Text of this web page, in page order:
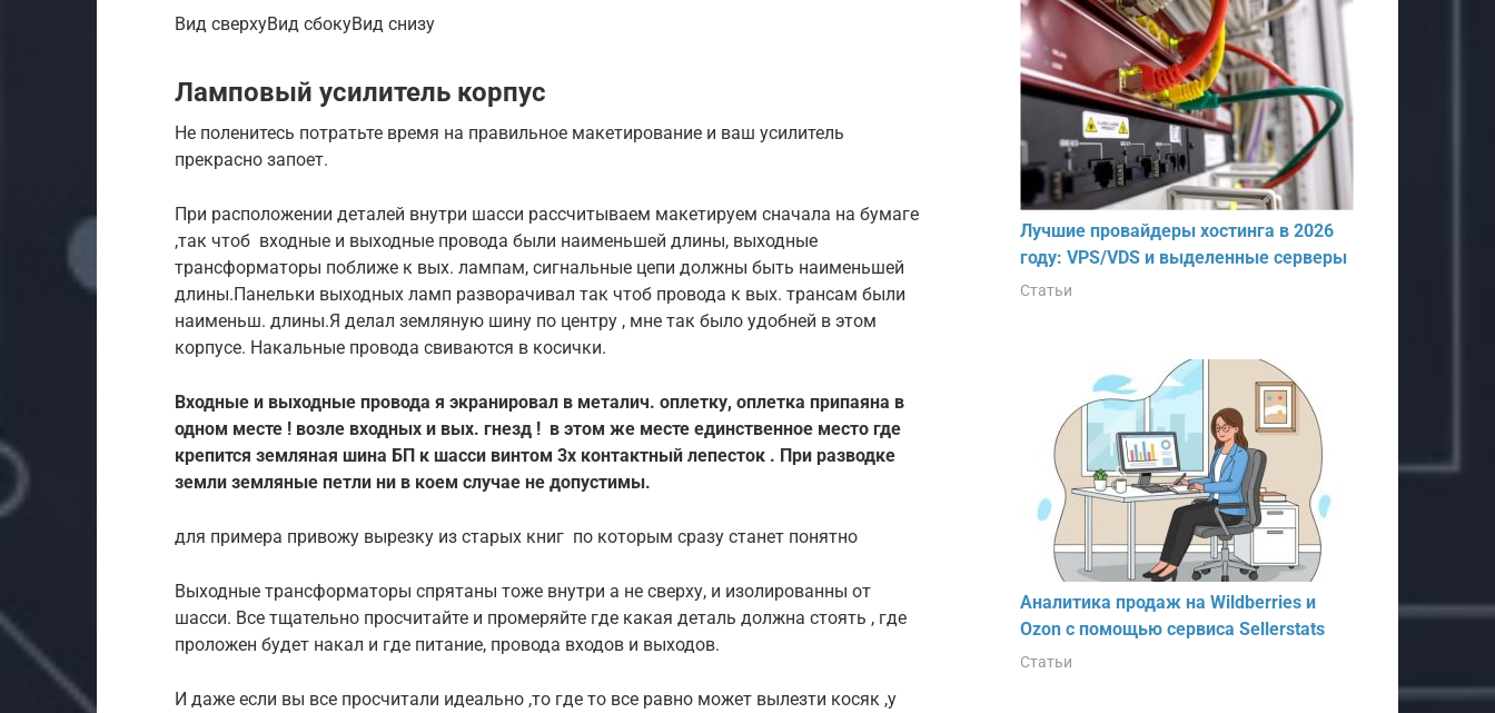
Вид свер­хуВид сбо­куВид сни­зу
Ламповый усилитель корпус
Не поленитесь потратьте время на правильное макетирование и ваш усилитель
прекрасно запоет.
При расположении деталей внутри шасси рассчитываем макетируем сначала на бумаге
,так чтоб входные и выходные провода были наименьшей длины, выходные
трансформаторы поближе к вых. лампам, сигнальные цепи должны быть наименьшей
длины.Панельки выходных ламп разворачивал так чтоб провода к вых. трансам были
наименьш. длины.Я делал земляную шину по центру , мне так было удобней в этом
корпусе. Накальные провода свиваются в косички.
Входные и выходные провода я экранировал в металич. оплетку, оплетка припаяна в
одном месте ! возле входных и вых. гнезд ! в этом же месте единственное место где
крепится земляная шина БП к шасси винтом 3х контактный лепесток . При разводке
земли земляные петли ни в коем случае не допустимы.
для примера привожу вырезку из старых книг по которым сразу станет понятно
Выходные трансформаторы спрятаны тоже внутри а не сверху, и изолированны от
шасси. Все тщательно просчитайте и промеряйте где какая деталь должна стоять , где
проложен будет накал и где питание, провода входов и выходов.
И даже если вы все просчитали идеально ,то где то все равно может вылезти косяк ,у
Лучшие провайдеры хостинга в 2026
году: VPS/VDS и выделенные серверы
Статьи
Аналитика продаж на Wildberries и
Ozon с помощью сервиса Sellerstats
Статьи